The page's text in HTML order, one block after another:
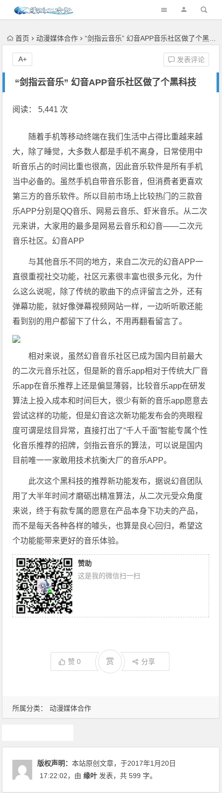
首页 动漫媒体合作 “剑指云音乐” 幻音APP音乐社区做了个黑科技
“剑指云音乐” 幻音APP音乐社区做了个黑科技
发表评论
A+
所属分类： 动漫媒体合作
阅读： 5,441 次
随着手机等移动终端在我们生活中占得比重越来越
大，除了睡觉，大多数人都是手机不离身，日常使用中
听音乐占的时间比重也很高，因此音乐软件是所有手机
当中必备的。虽然手机自带音乐影音，但消费者更喜欢
第三方的音乐软件。所以目前市场上比较热门的三款音
乐APP分别是QQ音乐、网易云音乐、虾米音乐。从二次
元来讲，大家用的最多是网易云音乐和幻音——二次元
音乐社区。幻音APP
与其他音乐不同的地方，来自二次元的幻音APP一
直很重视社交功能，社区元素很丰富也很多元化，为什
么这么说呢，除了传统的歌曲下的点评留言之外，还有
弹幕功能，就好像弹幕视频网站一样，一边听听歌还能
看到别的用户都留下了什么，不用再翻看留言了。
相对来说，虽然幻音音乐社区已成为国内目前最大
的二次元音乐社区，但是新的音乐app相对于传统大厂音
乐app在音乐推荐上还是偏显薄弱，比较音乐app在研发
算法上投入成本和时间巨大，很少有新的音乐app愿意去
尝试这样的功能，但是幻音这次新功能发布会的亮眼程
度可谓是炫目异常，直接打出了“千人千面”智能专属个性
化音乐推荐的招牌，剑指云音乐的算法，可以说是国内
目前唯一一家敢用技术抗衡大厂的音乐APP。
此次这个黑科技的推荐新功能发布，据说幻音团队
用了大半年时间才磨砺出精准算法，从二次元受众角度
来说，终于有款专属的愿意在产品本身下功夫的产品，
而不是每天各种各样的噱头，也算是良心回归，希望这
个功能能带来更好的音乐体验。
赞助
这是我的微信扫一扫
赞0 赏 分享
版权声明：本站原创文章，于2017年1月20日
17:22:02，由缘叶 发表，共 599 字。